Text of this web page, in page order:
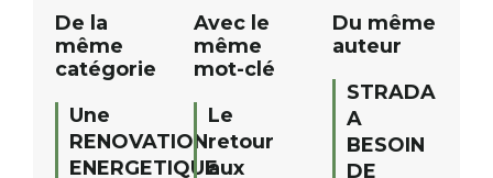
De la
même
catégorie
Une
RENOVATION
ENERGETIQUE
Avec le
même
mot-clé
Le
retour
aux
Du même
auteur
STRADA
A
BESOIN
DE